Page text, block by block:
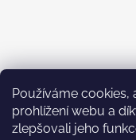
Používáme
prohlížení webu a
zlepšovali jeho